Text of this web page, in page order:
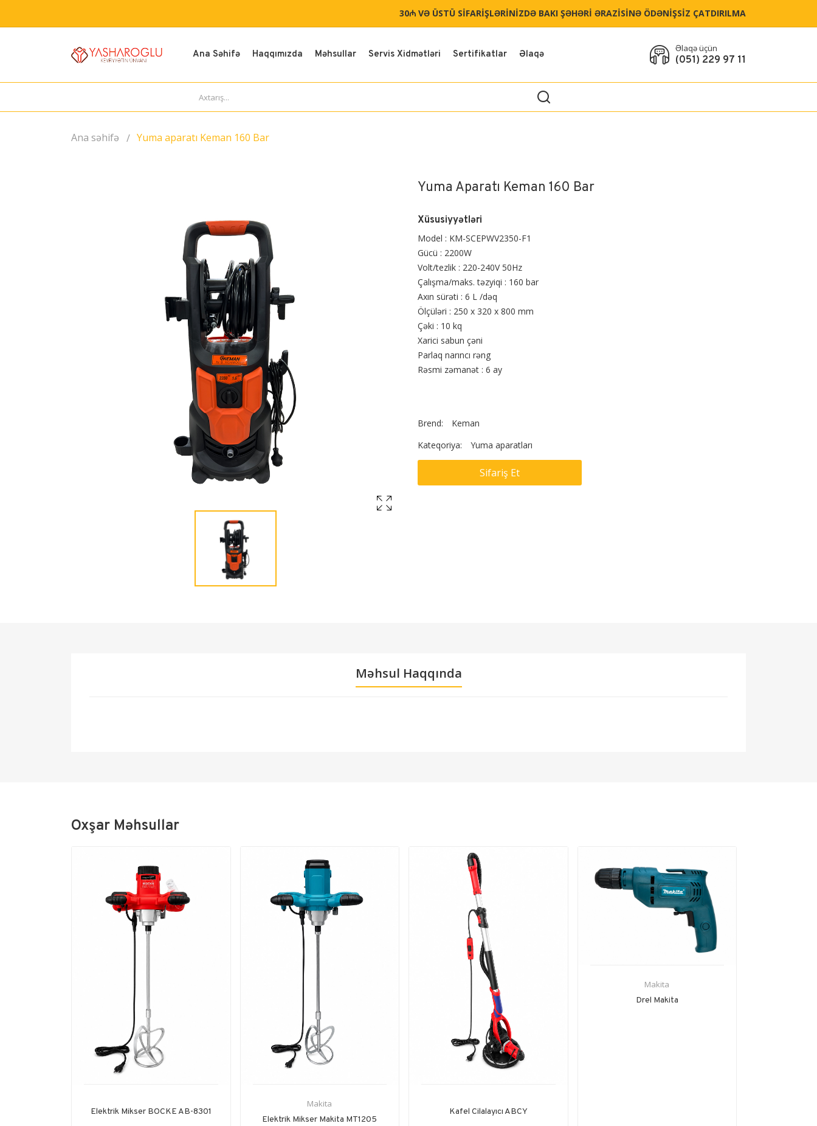
30₼ VƏ ÜSTÜ SİFARİŞLƏRİNİZDƏ BAKI ŞƏHƏRİ ƏRAZİSİNƏ ÖDƏNİŞSİZ ÇATDIRILMA
Ana Səhifə Haqqımızda Məhsullar Servis Xidmətləri Sertifikatlar Əlaqə
Əlaqə üçün
(051) 229 97 11
Ana səhifə Yuma aparatı Keman 160 Bar
Yuma Aparatı Keman 160 Bar
Xüsusiyyətləri
Model : KM-SCEPWV2350-F1
Gücü : 2200W
Volt/tezlik : 220-240V 50Hz
Çalışma/maks. təzyiqi : 160 bar
Axın sürəti : 6 L /dəq
Ölçüləri : 250 x 320 x 800 mm
Çəki : 10 kq
Xarici sabun çəni
Parlaq narıncı rəng
Rəsmi zəmanət : 6 ay
Brend:
Keman
Kateqoriya:
Yuma aparatları
Sifariş Et
Məhsul Haqqında
Oxşar Məhsullar
Elektrik Mikser BOCKE AB-8301
Makita
Elektrik Mikser Makita MT1205
Kafel Cilalayıcı ABCY
Makita
Drel Makita